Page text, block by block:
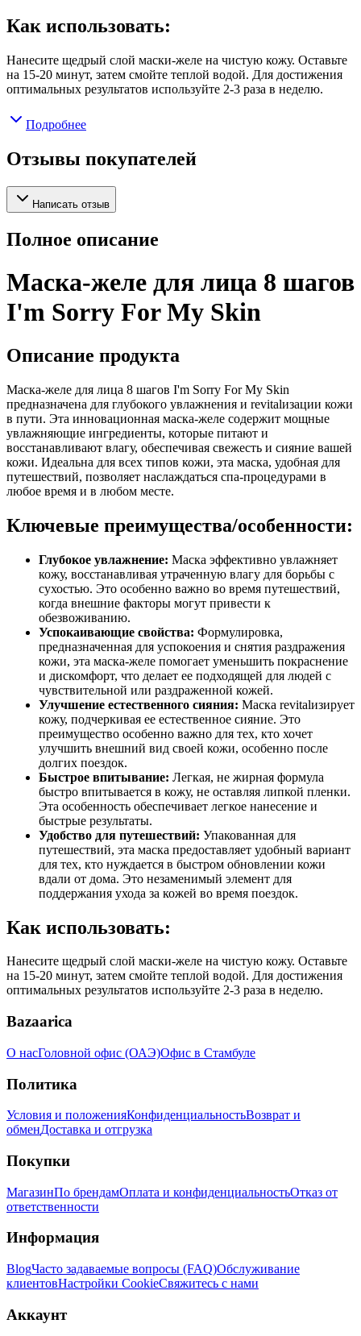
Как использовать:
Нанесите щедрый слой маски-желе на чистую кожу. Оставьте
на 15-20 минут, затем смойте теплой водой. Для достижения
оптимальных результатов используйте 2-3 раза в неделю.
Подробнее
Отзывы покупателей
Написать отзыв
Полное описание
Маска-желе для лица 8 шагов
I'm Sorry For My Skin
Описание продукта
Маска-желе для лица 8 шагов I'm Sorry For My Skin
предназначена для глубокого увлажнения и revitalизации кожи
в пути. Эта инновационная маска-желе содержит мощные
увлажняющие ингредиенты, которые питают и
восстанавливают влагу, обеспечивая свежесть и сияние вашей
кожи. Идеальна для всех типов кожи, эта маска, удобная для
путешествий, позволяет наслаждаться спа-процедурами в
любое время и в любом месте.
Ключевые преимущества/особенности:
Глубокое увлажнение: Маска эффективно увлажняет
кожу, восстанавливая утраченную влагу для борьбы с
сухостью. Это особенно важно во время путешествий,
когда внешние факторы могут привести к
обезвоживанию.
Успокаивающие свойства: Формулировка,
предназначенная для успокоения и снятия раздражения
кожи, эта маска-желе помогает уменьшить покраснение
и дискомфорт, что делает ее подходящей для людей с
чувствительной или раздраженной кожей.
Улучшение естественного сияния: Маска revitalизирует
кожу, подчеркивая ее естественное сияние. Это
преимущество особенно важно для тех, кто хочет
улучшить внешний вид своей кожи, особенно после
долгих поездок.
Быстрое впитывание: Легкая, не жирная формула
быстро впитывается в кожу, не оставляя липкой пленки.
Эта особенность обеспечивает легкое нанесение и
быстрые результаты.
Удобство для путешествий: Упакованная для
путешествий, эта маска предоставляет удобный вариант
для тех, кто нуждается в быстром обновлении кожи
вдали от дома. Это незаменимый элемент для
поддержания ухода за кожей во время поездок.
Как использовать:
Нанесите щедрый слой маски-желе на чистую кожу. Оставьте
на 15-20 минут, затем смойте теплой водой. Для достижения
оптимальных результатов используйте 2-3 раза в неделю.
Bazaarica
О насГоловной офис (ОАЭ)Офис в Стамбуле
Политика
Условия и положенияКонфиденциальностьВозврат и
обменДоставка и отгрузка
Покупки
МагазинПо брендамОплата и конфиденциальностьОтказ от
ответственности
Информация
BlogЧасто задаваемые вопросы (FAQ)Обслуживание
клиентовНастройки CookieСвяжитесь с нами
Аккаунт